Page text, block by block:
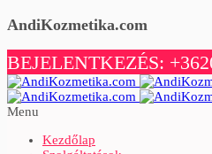
AndiKozmetika.com
BEJELENTKEZÉS:
Menu
Kezdőlap